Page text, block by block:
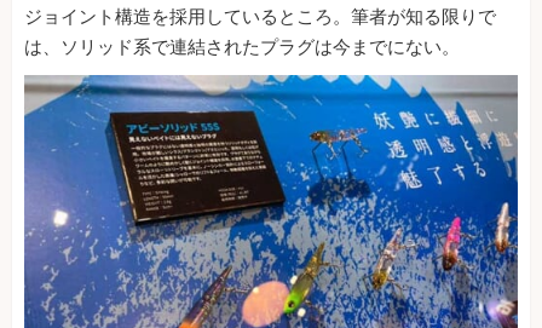
ジョイント構造を採用しているところ。筆者が知る限りで
は、ソリッド系で連結されたプラグは今までにない。